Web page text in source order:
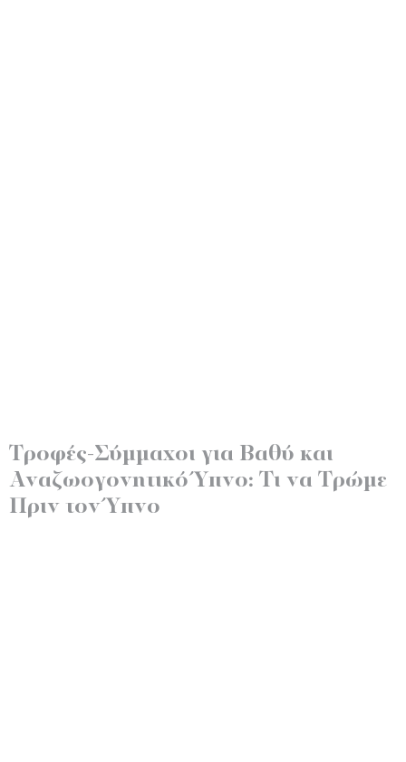
Τροφές-Σύμμαχοι για Βαθύ και
Αναζωογονητικό Ύπνο: Τι να Τρώμε
Πριν τον Ύπνο